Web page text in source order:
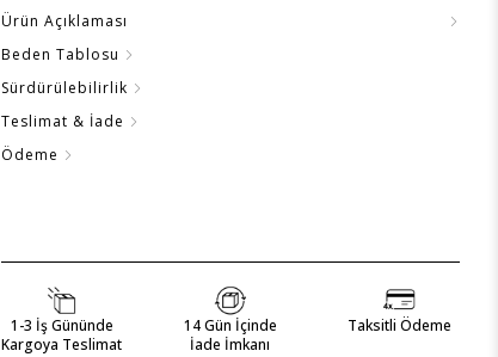
Ürün Açıklaması
Beden Tablosu
Sürdürülebilirlik
Teslimat & İade
Ödeme
1-3 İş Gününde
Kargoya Teslimat
14 Gün İçinde
İade İmkanı
Taksitli Ödeme